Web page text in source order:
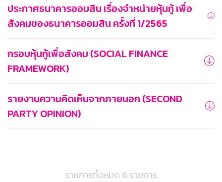
ประกาศธนาคารออมสิน เรื่องจำหน่ายหุ้นกู้ เพื่อ
สังคมของธนาคารออมสิน ครั้งที่ 1/2565
กรอบหุ้นกู้เพื่อสังคม (SOCIAL FINANCE
FRAMEWORK)
รายงานความคิดเห็นจากภายนอก (SECOND
PARTY OPINION)
รายการทั้งหมด 6 รายการ